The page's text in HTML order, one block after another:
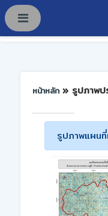
หน้าหลัก » รูปภาพป
รูปภาพแผน